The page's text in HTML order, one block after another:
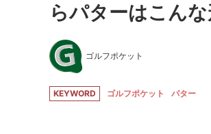
らパターはこんな
ゴルフポケット
KEYWORD ゴルフポケット パター